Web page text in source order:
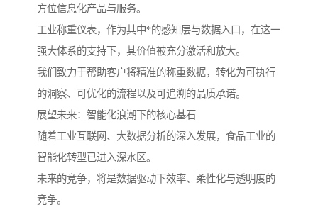
方位信息化产品与服务。
工业称重仪表，作为其中*的感知层与数据入口，在这一
强大体系的支持下，其价值被充分激活和放大。
我们致力于帮助客户将精准的称重数据，转化为可执行
的洞察、可优化的流程以及可追溯的品质承诺。
展望未来：智能化浪潮下的核心基石
随着工业互联网、大数据分析的深入发展，食品工业的
智能化转型已进入深水区。
未来的竞争，将是数据驱动下效率、柔性化与透明度的
竞争。